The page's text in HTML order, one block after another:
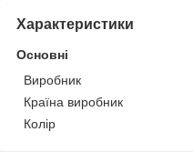
Характеристики
Основні
Виробник
Країна виробник
Колір